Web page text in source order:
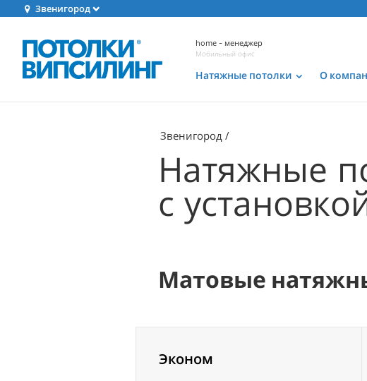
Звенигород
home - менеджер
Мобильный офис
Натяжные потолки О
Звенигород
Натяжные
с
Матовые
Эконом